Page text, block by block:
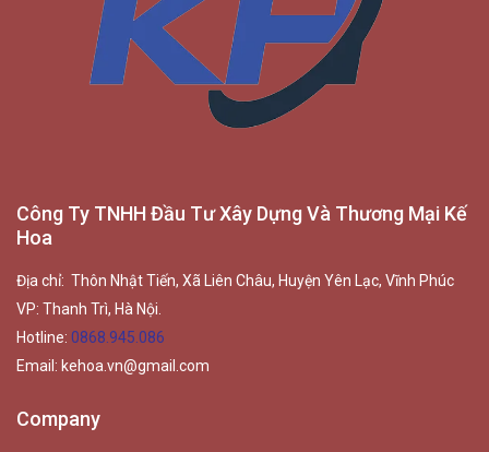
Công Ty TNHH Đầu Tư Xây Dựng Và Thương Mại Kế
Hoa
Địa chỉ: Thôn Nhật Tiến, Xã Liên Châu, Huyện Yên Lạc, Vĩnh Phúc
VP: Thanh Trì, Hà Nội.
Hotline: 0868.945.086
Email: kehoa.vn@gmail.com
Company